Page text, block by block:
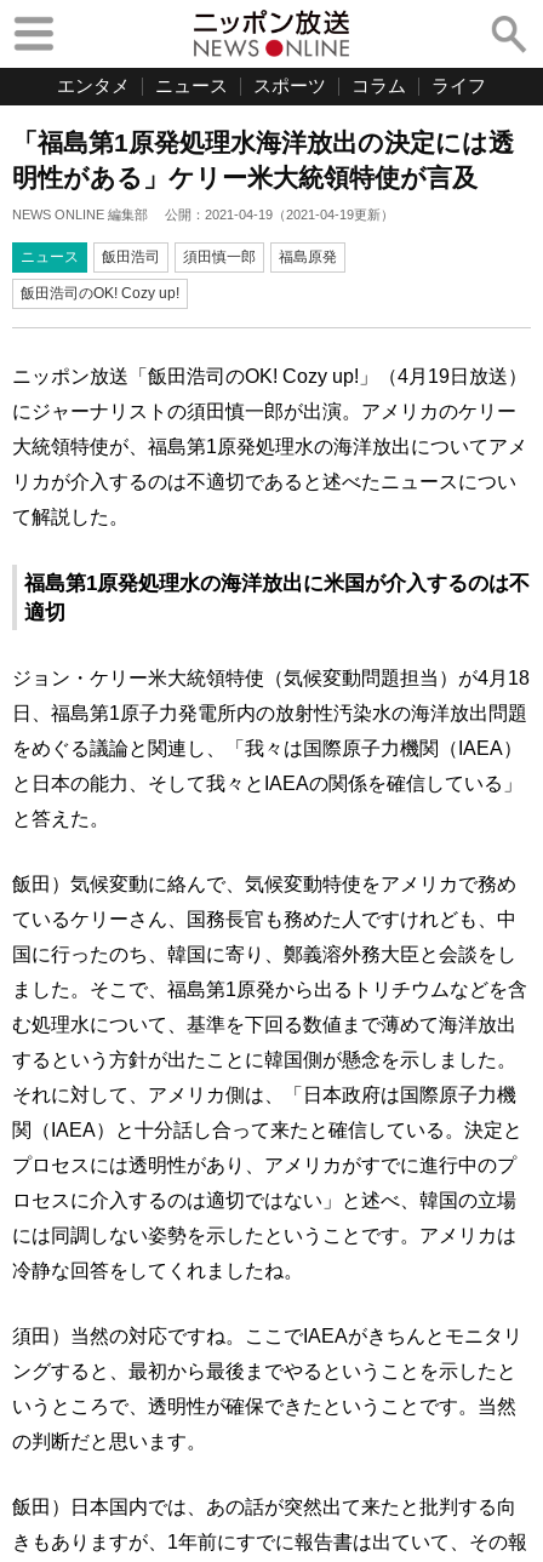
エンタメ ニュース スポーツ コラム ライフ
「福島第1原発処理水海洋放出の決定には透
明性がある」ケリー米大統領特使が言及
NEWS ONLINE 編集部 公開： 2021-04-19 （2021-04-19更新）
ニュース 飯田浩司 須田慎一郎 福島原発
飯田浩司のOK! Cozy up!
ニッポン放送「飯田浩司のOK! Cozy up!」（4月19日放送）
にジャーナリストの須田慎一郎が出演。アメリカのケリー
大統領特使が、福島第1原発処理水の海洋放出についてアメ
リカが介入するのは不適切であると述べたニュースについ
て解説した。
福島第1原発処理水の海洋放出に米国が介入するのは不
適切
ジョン・ケリー米大統領特使（気候変動問題担当）が4月18
日、福島第1原子力発電所内の放射性汚染水の海洋放出問題
をめぐる議論と関連し、「我々は国際原子力機関（IAEA）
と日本の能力、そして我々とIAEAの関係を確信している」
と答えた。
飯田）気候変動に絡んで、気候変動特使をアメリカで務め
ているケリーさん、国務長官も務めた人ですけれども、中
国に行ったのち、韓国に寄り、鄭義溶外務大臣と会談をし
ました。そこで、福島第1原発から出るトリチウムなどを含
む処理水について、基準を下回る数値まで薄めて海洋放出
するという方針が出たことに韓国側が懸念を示しました。
それに対して、アメリカ側は、「日本政府は国際原子力機
関（IAEA）と十分話し合って来たと確信している。決定と
プロセスには透明性があり、アメリカがすでに進行中のプ
ロセスに介入するのは適切ではない」と述べ、韓国の立場
には同調しない姿勢を示したということです。アメリカは
冷静な回答をしてくれましたね。
須田）当然の対応ですね。ここでIAEAがきちんとモニタリ
ングすると、最初から最後までやるということを示したと
いうところで、透明性が確保できたということです。当然
の判断だと思います。
飯田）日本国内では、あの話が突然出て来たと批判する向
きもありますが、1年前にすでに報告書は出ていて、その報